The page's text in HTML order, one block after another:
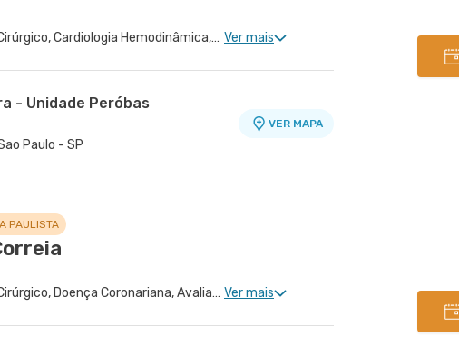
Cardiologia Clinica, Risco Cirúrgico, Cardiologia Hemodinâmica, Avaliação de Cateterismo Cardíaco Ver mais
- Unidade Peróbas
Paulo - SP
VER MAPA
PAULISTA
Cardiologia Clinica, Risco Cirúrgico, Doença Coronariana, Avaliação de Ressincronizador Ou Cdi, Tratamento de Miocardiopatia, Avaliação de Marca-Passo, Desfibrilador e Ressincronizador, Arritmologia Ver mais